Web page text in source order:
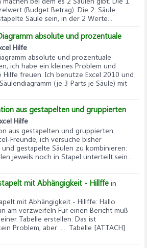
(Budget Betrag). Die 2. Säule
Säule sein, in der 2 Werte...
absolute und prozentuale
Hilfe
absolute und prozentuale
ich habe ein kleines Problem und
freuen. Ich benutze Excel 2010 und
(je 3 Parts je Säule) mit
aus gestapelten und gruppierten
Hilfe
aus gestapelten und gruppierten
Freunde, ich versuche bisher
gestapelte Säulen zu kombinieren:
jeweils noch in Stapel unterteilt sein...
mit Abhängigkeit - Hillffe in
mit Abhängigkeit - Hillffe: Hallo
am verzweifeln Für einen Bericht muß
Tabelle erstellen. Das ist
Problem; aber ..... Tabelle [ATTACH]